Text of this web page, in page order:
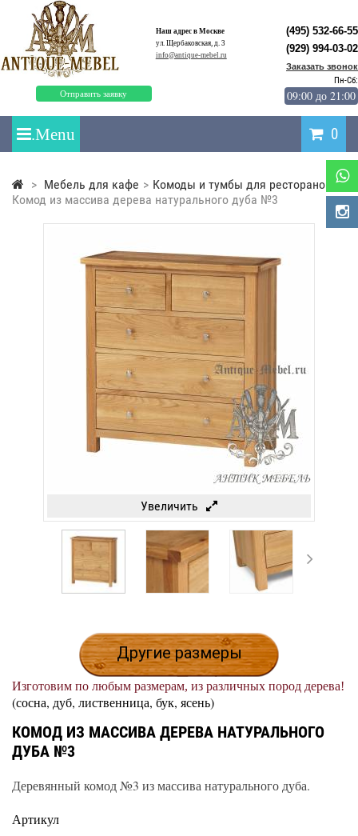
Наш адрес в Москве
ул. Щербаковская, д. 3
info@antique-mebel.ru
Отправить заявку
(495) 532-66-55
(929) 994-03-02
Заказать звонок
Пн-Сб:
09:00 до 21:00
0
> Мебель для кафе > Комоды и тумбы для ресторанов
>
Комод из массива дерева натурального дуба №3
Увеличить
Другие размеры
Изготовим по любым размерам, из различных пород дерева!
(сосна, дуб, лиственница, бук, ясень)
КОМОД ИЗ МАССИВА ДЕРЕВА НАТУРАЛЬНОГО
ДУБА №3
Деревянный комод №3 из массива натурального дуба.
Артикул